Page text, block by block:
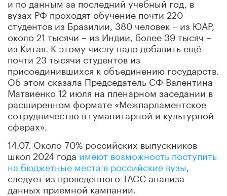
вузах РФ проходят обучение почти 220
студентов из Бразилии, 380 человек – из ЮАР,
около 21 тысячи – из Индии, более 39 тысяч –
из Китая. К этому числу надо добавить ещё
почти 23 тысячи студентов из
присоединившихся к объединению государств.
Об этом сказала Председатель СФ Валентина
Матвиенко 12 июля на пленарном заседании в
расширенном формате «Межпарламентское
сотрудничество в гуманитарной и культурной
сферах».
14.07. Около 70% российских выпускников
школ 2024 года имеют возможность поступить
на бюджетные места в российские вузы
следует из проведенного ТАСС анализа
данных приемной кампании.